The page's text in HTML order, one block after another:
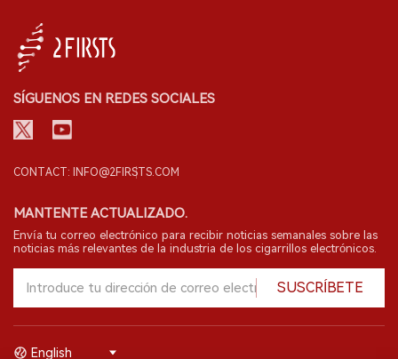
SÍGUENOS EN REDES SOCIALES
CONTACT: INFO@2FIRSTS.COM
MANTENTE ACTUALIZADO.
Envía tu correo electrónico para recibir noticias semanales sobre las
noticias más relevantes de la industria de los cigarrillos electrónicos.
SUSCRÍBETE
English